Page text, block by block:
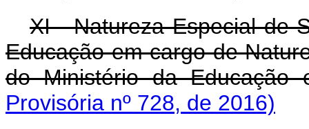
XI - Natureza Especial de
Educação em cargo de
do Ministério da
Provisória nº 728, de 2016)